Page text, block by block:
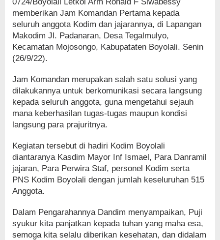
memberikan Jam Komandan Pertama kepada
seluruh anggota Kodim dan jajarannya, di Lapangan
Makodim Jl. Padanaran, Desa Tegalmulyo,
Kecamatan Mojosongo, Kabupataten Boyolali. Senin
(26/9/22).
Jam Komandan merupakan salah satu solusi yang
dilakukannya untuk berkomunikasi secara langsung
kepada seluruh anggota, guna mengetahui sejauh
mana keberhasilan tugas-tugas maupun kondisi
langsung para prajuritnya.
Kegiatan tersebut di hadiri Kodim Boyolali
diantaranya Kasdim Mayor Inf Ismael, Para Danramil
jajaran, Para Perwira Staf, personel Kodim serta
PNS Kodim Boyolali dengan jumlah keseluruhan 515
Anggota.
Dalam Pengarahannya Dandim menyampaikan, Puji
syukur kita panjatkan kepada tuhan yang maha esa,
semoga kita selalu diberikan kesehatan, dan didalam